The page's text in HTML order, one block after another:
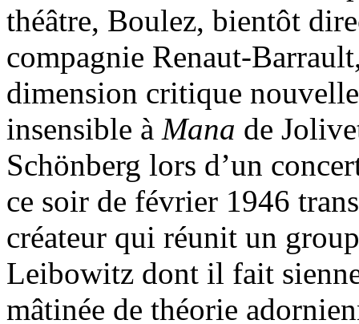
théâtre, Boulez, bientôt
compagnie Renaut-
dimension critique
insensible à Mana de
Schönberg lors d’un
ce soir de février 1946
créateur qui réunit un
Leibowitz dont il fait
mâtinée de théorie